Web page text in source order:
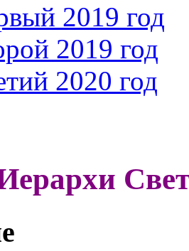
2019 год
2019 год
2020 год